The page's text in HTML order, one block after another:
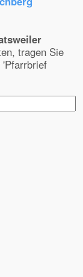
tragen Sie
'Pfarrbrief